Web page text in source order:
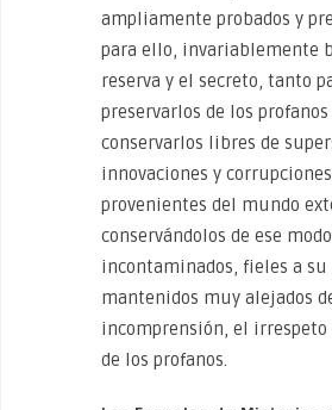
ampliamente probados y
para ello, invariablemente
reserva y el secreto, tanto
preservarlos de los
conservarlos libres de
innovaciones y corrupciones
provenientes del mundo
conservándolos de ese
incontaminados, fieles a su
mantenidos muy alejados
incomprensión, el
de los profanos.